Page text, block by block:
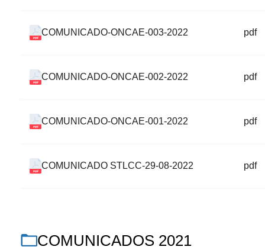
COMUNICADO-ONCAE-003-2022 pdf
COMUNICADO-ONCAE-002-2022 pdf
COMUNICADO-ONCAE-001-2022 pdf
COMUNICADO STLCC-29-08-2022 pdf
COMUNICADOS 2021